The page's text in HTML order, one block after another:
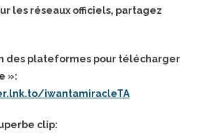
les réseaux officiels, partagez
des plateformes pour télécharger
»:
iwantamiracleTA
clip: